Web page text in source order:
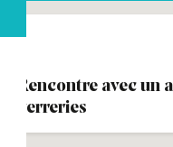
Rencontre avec
verreries